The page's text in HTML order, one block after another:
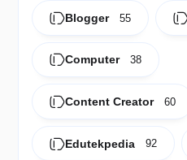
Blogger 55
Computer 38
Content Creator 60
Edutekpedia 92